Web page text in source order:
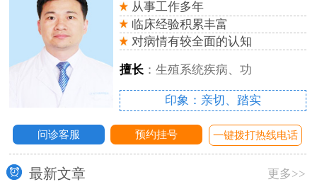
从事工作多年
临床经验积累丰富
对病情有较全面的认知
擅长：生殖系统疾病、功
印象：亲切、踏实
问诊客服 预约挂号 一键拨打热线电话
最新文章 更多>>